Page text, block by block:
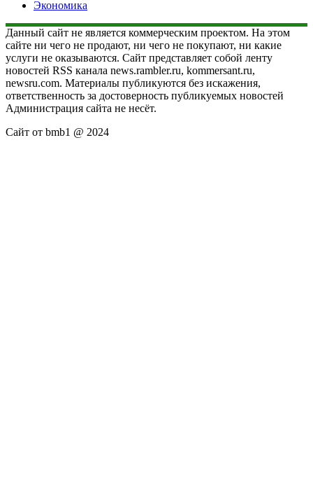
Экономика
Данный сайт не является коммерческим проектом. На этом
сайте ни чего не продают, ни чего не покупают, ни какие
услуги не оказываются. Сайт представляет собой ленту
новостей RSS канала news.rambler.ru, kommersant.ru,
newsru.com. Материалы публикуются без искажения,
ответственность за достоверность публикуемых новостей
Администрация сайта не несёт.
Сайт от bmb1 @ 2024